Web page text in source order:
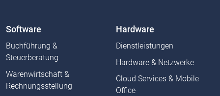
Software
Buchführung &
Steuerberatung
Warenwirtschaft &
Rechnungsstellung
Hardware
Dienstleistungen
Hardware & Netzwerke
Cloud Services & Mobile
Office